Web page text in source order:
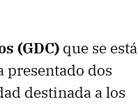
(GDC) que se está
presentado dos
destinada a los